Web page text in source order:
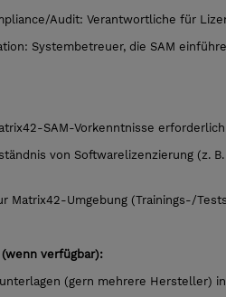
Audit: Verantwortliche für
Systembetreuer, die SAM
SAM-Vorkenntnisse erforderlich
von Softwarelizenzierung (z.
Matrix42-Umgebung (Trainings-/
verfügbar):
(gern mehrere Hersteller)